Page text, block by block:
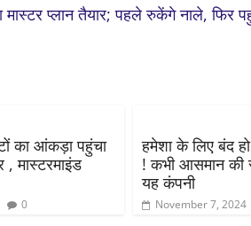
प्लान तैयार; पहले रुकेंगे नाले, फिर
का आंकड़ा पहुंचा
मास्टरमाइंड
0
हमेशा के लिए बंद
! कभी आसमान की
यह कंपनी
November 7, 2024